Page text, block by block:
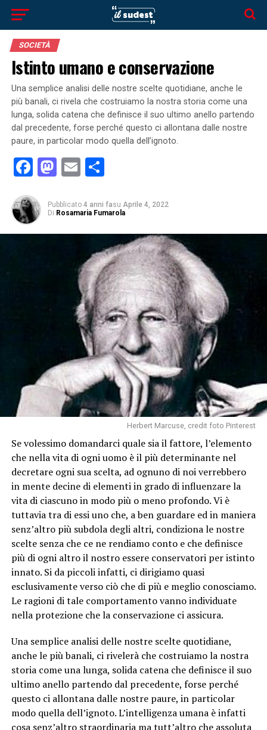
SOCIETÀ
Istinto umano e conservazione
Una semplice analisi delle nostre scelte quotidiane, anche le
più banali, ci rivela che costruiamo la nostra storia come una
lunga, solida catena che definisce il suo ultimo anello partendo
dal precedente, forse perché questo ci allontana dalle nostre
paure, in particolar modo quella dell’ignoto.
Facebook
Mastodon
EmailCondividi
Pubblicato 4 anni fasu Aprile 4, 2022
Di Rosamaria Fumarola
Herbert Marcuse, credit foto Pinterest
Se volessimo domandarci quale sia il fattore, l’elemento
che nella vita di ogni uomo è il più determinante nel
decretare ogni sua scelta, ad ognuno di noi verrebbero
in mente decine di elementi in grado di influenzare la
vita di ciascuno in modo più o meno profondo. Vi è
tuttavia tra di essi uno che, a ben guardare ed in maniera
senz’altro più subdola degli altri, condiziona le nostre
scelte senza che ce ne rendiamo conto e che definisce
più di ogni altro il nostro essere conservatori per istinto
innato. Si da piccoli infatti, ci dirigiamo quasi
esclusivamente verso ciò che di più e meglio conosciamo.
Le ragioni di tale comportamento vanno individuate
nella protezione che la conservazione ci assicura.
Una semplice analisi delle nostre scelte quotidiane,
anche le più banali, ci rivelerà che costruiamo la nostra
storia come una lunga, solida catena che definisce il suo
ultimo anello partendo dal precedente, forse perché
questo ci allontana dalle nostre paure, in particolar
modo quella dell’ignoto. L’intelligenza umana è infatti
cosa senz’altro straordinaria ma tutt’altro che assoluta